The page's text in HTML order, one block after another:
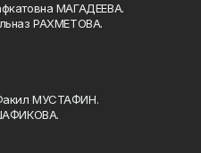
МАГАДЕЕВА.
РАХМЕТОВА.
МУСТАФИН.